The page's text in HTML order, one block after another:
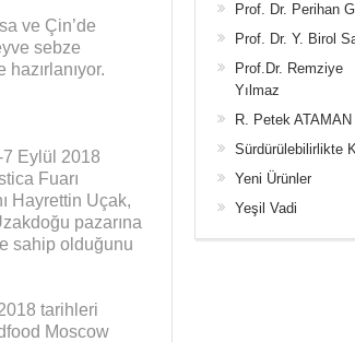
ve Çin’de
sebze
7 Eylül 2018
Fuarı
Hayrettin Uçak,
pazarına
sahip olduğunu
tarihleri
Moscow
Prof. Dr. Perihan
Prof. Dr. Y. Birol
Prof.Dr. Remziye
Yılmaz
R. Petek ATAMAN
Sürdürülebilirlikte
Yeni Ürünler
Yeşil Vadi